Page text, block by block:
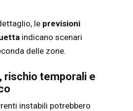
le previsioni
indicano scenari
delle zone.
rischio temporali e
instabili potrebbero